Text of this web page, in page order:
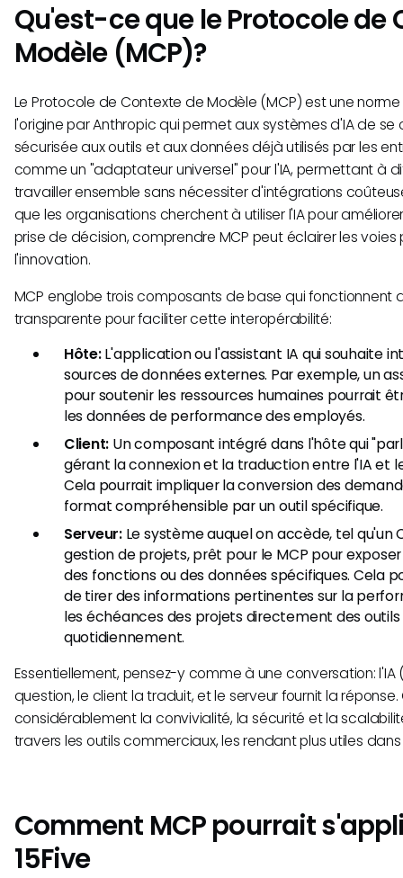
Qu'est-ce que le Protocole de
Modèle (MCP)?
Le Protocole de Contexte de Modèle (MCP) est une
l'origine par Anthropic qui permet aux systèmes d'IA de
sécurisée aux outils et aux données déjà utilisés par les
comme un "adaptateur universel" pour l'IA, permettant à
travailler ensemble sans nécessiter d'intégrations
que les organisations cherchent à utiliser l'IA pour
prise de décision, comprendre MCP peut éclairer les
l'innovation.
MCP englobe trois composants de base qui fonctionnent
transparente pour faciliter cette interopérabilité:
Hôte:L'application ou l'assistant IA qui souhaite
sources de données externes. Par exemple, un
pour soutenir les ressources humaines pourrait
les données de performance des employés.
Client: Un composant intégré dans l'hôte qui
gérant la connexion et la traduction entre l'IA et
Cela pourrait impliquer la conversion des
format compréhensible par un outil spécifique.
Serveur:Le système auquel on accède, tel qu'un
gestion de projets, prêt pour le MCP pour
des fonctions ou des données spécifiques. Cela
de tirer des informations pertinentes sur la
les échéances des projets directement des outils
quotidiennement.
Essentiellement, pensez-y comme à une conversation:
question, le client la traduit, et le serveur fournit la
considérablement la convivialité, la sécurité et la
travers les outils commerciaux, les rendant plus utiles
Comment MCP pourrait
15Five